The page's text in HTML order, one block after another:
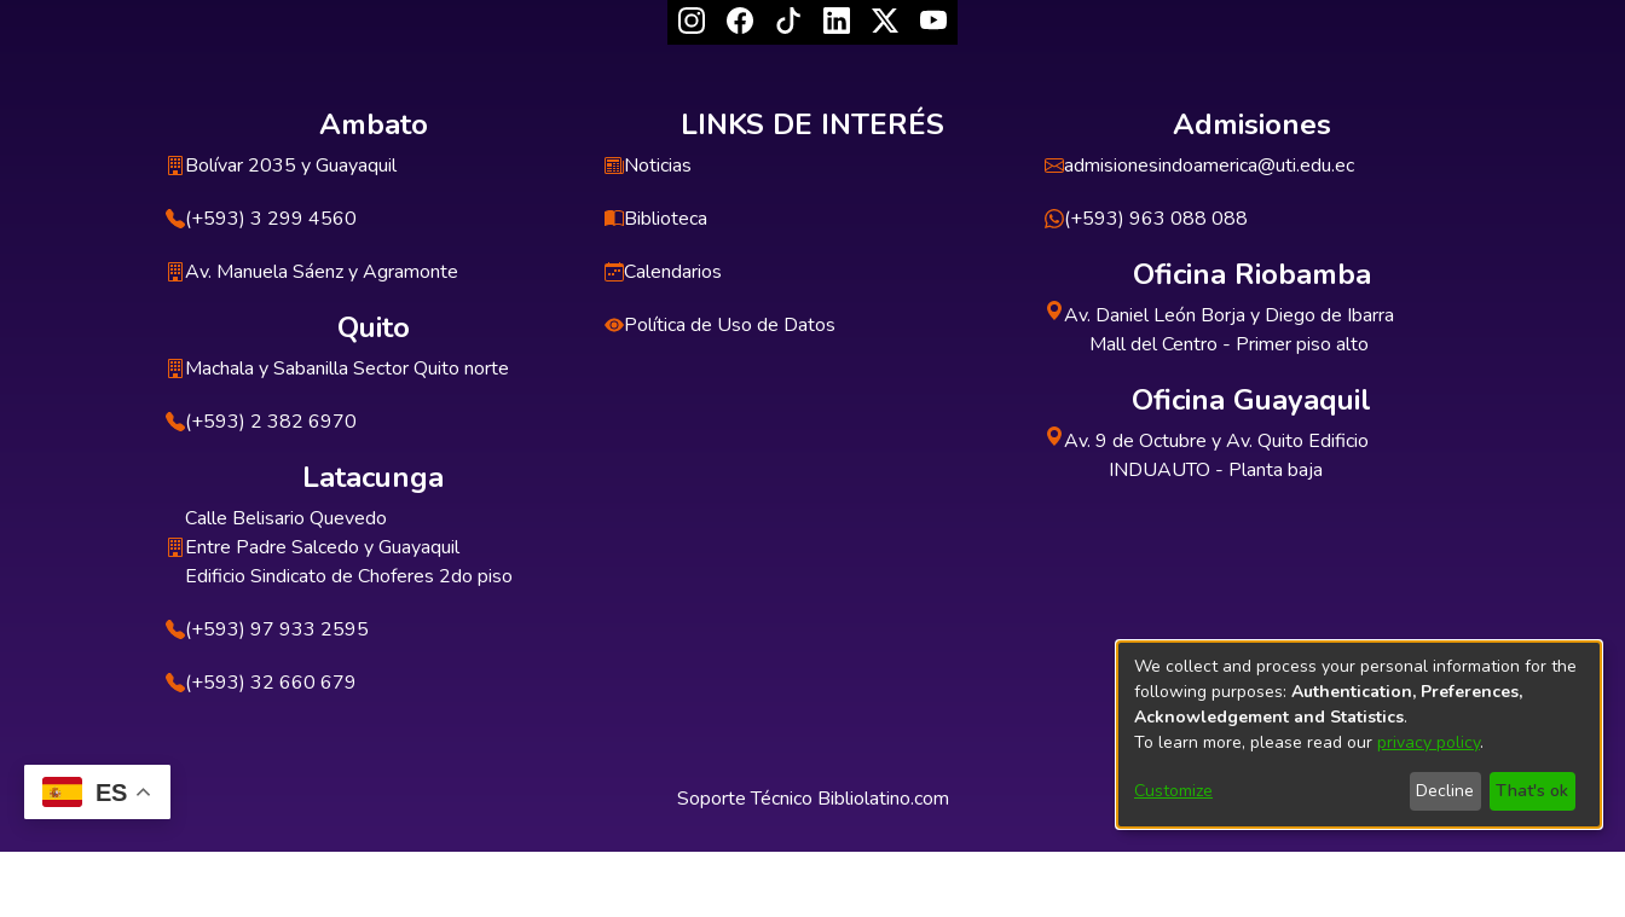
ES
Ambato
Bolívar 2035 y Guayaquil
(+593) 3 299 4560
Av. Manuela Sáenz y Agramonte
Quito
Machala y Sabanilla Sector Quito norte
(+593) 2 382 6970
Latacunga
Calle Belisario Quevedo
Entre Padre Salcedo y Guayaquil
Edificio Sindicato de Choferes 2do piso
(+593) 97 933 2595
(+593) 32 660 679
LINKS DE INTERÉS
Noticias
Biblioteca
Calendarios
Política de Uso de Datos
Admisiones
admisionesindoamerica@uti.edu.ec
(+593) 963 088 088
Oficina Riobamba
Av. Daniel León Borja y Diego de Ibarra
Mall del Centro - Primer piso alto
Oficina Guayaquil
Av. 9 de Octubre y Av. Quito Edificio
INDUAUTO - Planta baja
Soporte Técnico Bibliolatino.com
We collect and process your personal information for the
following purposes: Authentication, Preferences,
Acknowledgement and Statistics.
To learn more, please read our privacy policy.
Customize Decline That's ok